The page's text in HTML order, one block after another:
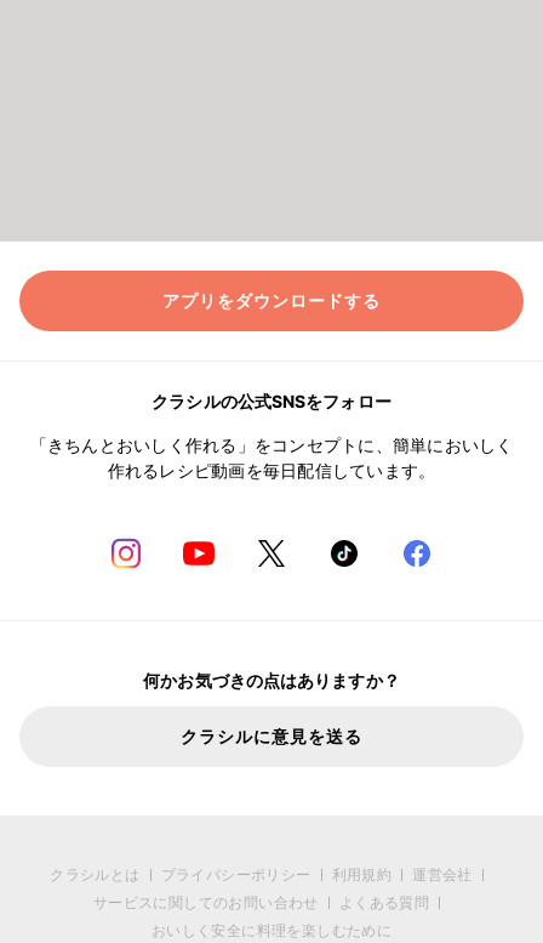
アプリをダウンロードする
クラシルの公式SNSをフォロー
「きちんとおいしく作れる」をコンセプトに、簡単においしく
作れるレシピ動画を毎日配信しています。
何かお気づきの点はありますか？
クラシルに意見を送る
クラシルとは プライバシーポリシー 利用規約
運営会社
サービスに関してのお問い合わせ
よくある質問
おいしく安全に料理を楽しむために